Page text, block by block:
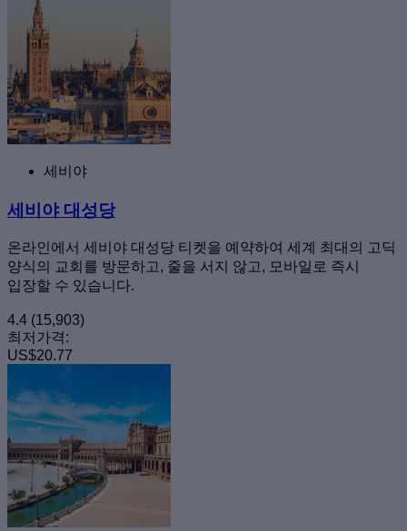
세비야
세비야 대성당
온라인에서 세비야 대성당 티켓을 예약하여 세계 최대의 고딕
양식의 교회를 방문하고, 줄을 서지 않고, 모바일로 즉시
입장할 수 있습니다.
4.4 (15,903)
최저가격:
US$20.77